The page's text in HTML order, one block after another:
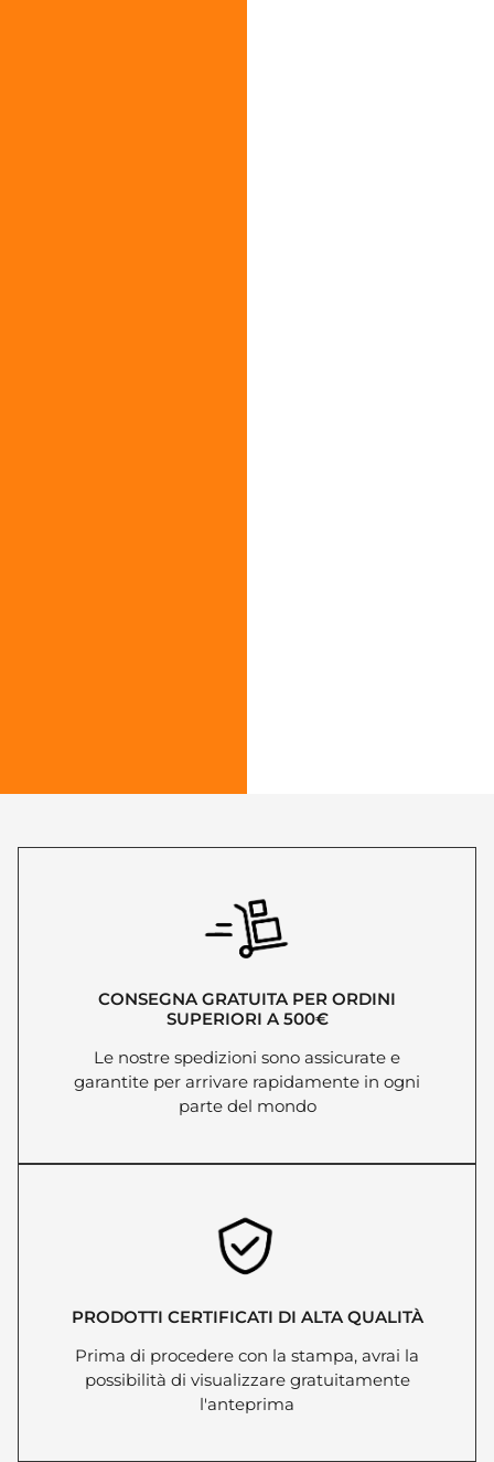
CONSEGNA GRATUITA PER ORDINI
SUPERIORI A 500€
Le nostre spedizioni sono assicurate e
garantite per arrivare rapidamente in ogni
parte del mondo
PRODOTTI CERTIFICATI DI ALTA QUALITÀ
Prima di procedere con la stampa, avrai la
possibilità di visualizzare gratuitamente
l'anteprima